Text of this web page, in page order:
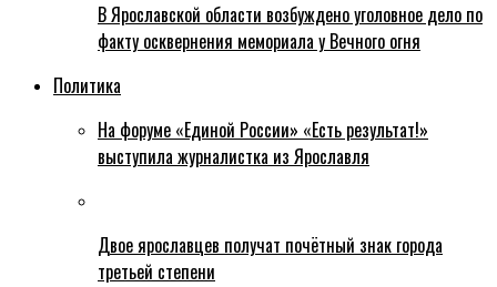
В Ярославской области возбуждено уголовное дело по
факту осквернения мемориала у Вечного огня
Политика
На форуме «Единой России» «Есть результат!»
выступила журналистка из Ярославля
Двое ярославцев получат почётный знак города
третьей степени